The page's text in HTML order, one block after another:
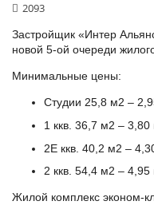
2093
Застройщик «Интер
новой 5-ой очереди
Минимальные цены:
Студии 25,8 м2 –
1 ккв. 36,7 м2 –
2Е ккв. 40,2 м2 –
2 ккв. 54,4 м2 –
Жилой комплекс эконом-